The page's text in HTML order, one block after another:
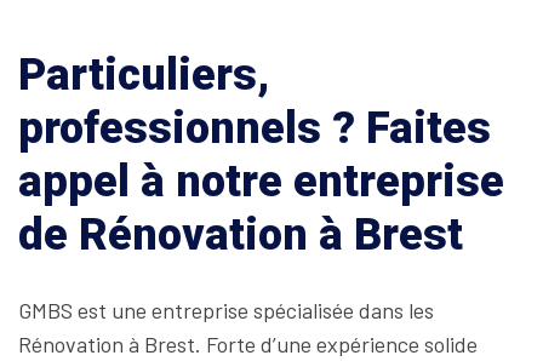
Particuliers,
professionnels ? Faites
appel à notre entreprise
de Rénovation à Brest
GMBS est une entreprise spécialisée dans les
Rénovation à Brest. Forte d’une expérience solide